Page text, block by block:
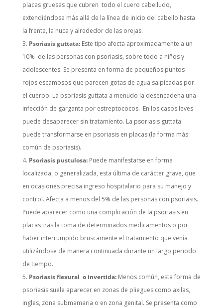
placas gruesas que cubren todo el cuero cabelludo,
extendiéndose más allá de la línea de inicio del cabello hasta
la frente, la nuca y alrededor de las orejas.
Psoriasis guttata:Este tipo afecta aproximadamente a un
10% de las personas con psoriasis, sobre todo a niños y
adolescentes. Se presenta en forma de pequeños puntos
rojos escamosos que parecen gotas de agua salpicadas por
el cuerpo. La psoriasis guttata a menudo la desencadena una
infección de garganta por estreptococos. En los casos leves
puede desaparecer sin tratamiento. La psoriasis guttata
puede transformarse en psoriasis en placas (la forma más
común de psoriasis).
Psoriasis pustulosa:Puede manifestarse en forma
localizada, o generalizada, esta última de carácter grave, que
en ocasiones precisa ingreso hospitalario para su manejo y
control. Afecta a menos del 5% de las personas con psoriasis.
Puede aparecer como una complicación de la psoriasis en
placas tras la toma de determinados medicamentos o por
haber interrumpido bruscamente el tratamiento que venía
utilizándose de manera continuada durante un largo periodo
de tiempo.
Psoriasis flexural o invertida:Menos común, esta forma de
psoriasis suele aparecer en zonas de pliegues como axilas,
ingles, zona submamaria o en zona genital. Se presenta como